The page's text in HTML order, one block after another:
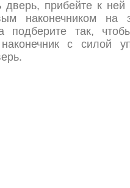
дверь, прибейте к
наконечником на
подберите так,
наконечник с силой